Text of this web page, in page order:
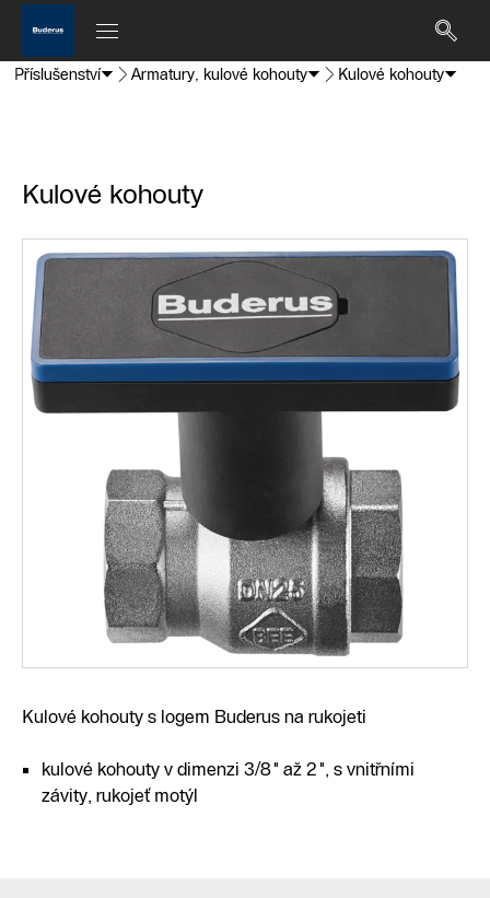
Příslušenství Armatury, kulové kohouty Kulové kohouty
Kulové kohouty
Kulové kohouty s logem Buderus na rukojeti
kulové kohouty v dimenzi 3/8" až 2", s vnitřními
závity, rukojeť motýl